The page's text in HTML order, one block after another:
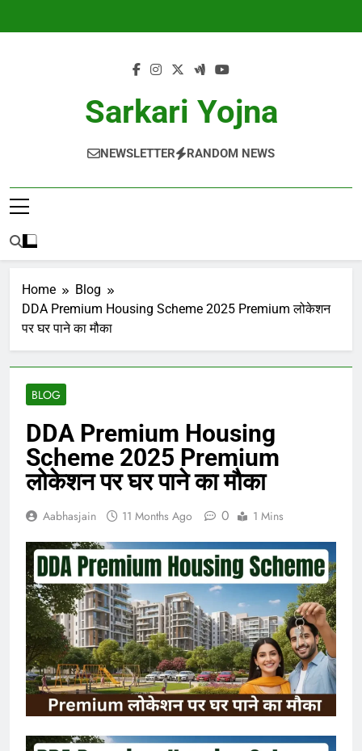
Sarkari Yojna
NEWSLETTER RANDOM NEWS
Home
Blog
DDA Premium Housing Scheme 2025 Premium लोकेशन
पर घर पाने का मौका
BLOG
DDA Premium Housing
Scheme 2025 Premium
लोकेशन पर घर पाने का मौका
Aabhasjain 11 Months Ago 0 1 Mins